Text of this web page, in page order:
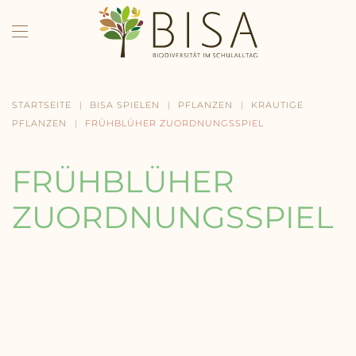
Skip to main content
STARTSEITE BISA SPIELEN PFLANZEN
KRAUTIGE
PFLANZEN
FRÜHBLÜHER ZUORDNUNGSSPIEL
FRÜHBLÜHER
ZUORDNUNGSSPIEL